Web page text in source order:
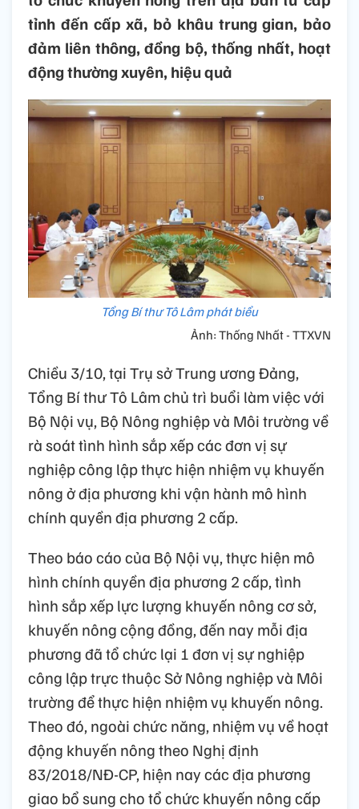
tỉnh đến cấp xã, bỏ khâu trung gian, bảo
đảm liên thông, đồng bộ, thống nhất, hoạt
động thường xuyên, hiệu quả
Tổng Bí thư Tô Lâm phát biểu
Ảnh: Thống Nhất - TTXVN
Chiều 3/10, tại Trụ sở Trung ương Đảng,
Tổng Bí thư Tô Lâm chủ trì buổi làm việc với
Bộ Nội vụ, Bộ Nông nghiệp và Môi trường về
rà soát tình hình sắp xếp các đơn vị sự
nghiệp công lập thực hiện nhiệm vụ khuyến
nông ở địa phương khi vận hành mô hình
chính quyền địa phương 2 cấp.
Theo báo cáo của Bộ Nội vụ, thực hiện mô
hình chính quyền địa phương 2 cấp, tình
hình sắp xếp lực lượng khuyến nông cơ sở,
khuyến nông cộng đồng, đến nay mỗi địa
phương đã tổ chức lại 1 đơn vị sự nghiệp
công lập trực thuộc Sở Nông nghiệp và Môi
trường để thực hiện nhiệm vụ khuyến nông.
Theo đó, ngoài chức năng, nhiệm vụ về hoạt
động khuyến nông theo Nghị định
83/2018/NĐ-CP, hiện nay các địa phương
giao bổ sung cho tổ chức khuyến nông cấp